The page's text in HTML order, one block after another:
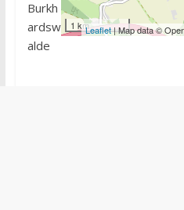
1 kmLeaflet| Map data ©
Burkh
ardsw
alde